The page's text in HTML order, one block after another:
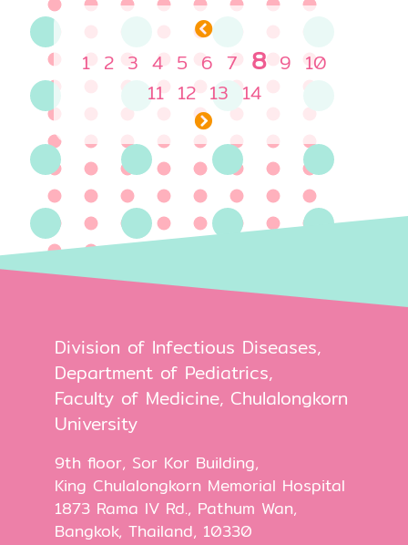
1 2 3 4 5 6 7 8 9 10
11 12 13 14
Division of Infectious Diseases,
Department of Pediatrics,
Faculty of Medicine, Chulalongkorn
University
9th floor, Sor Kor Building,
King Chulalongkorn Memorial Hospital
1873 Rama IV Rd., Pathum Wan,
Bangkok, Thailand, 10330